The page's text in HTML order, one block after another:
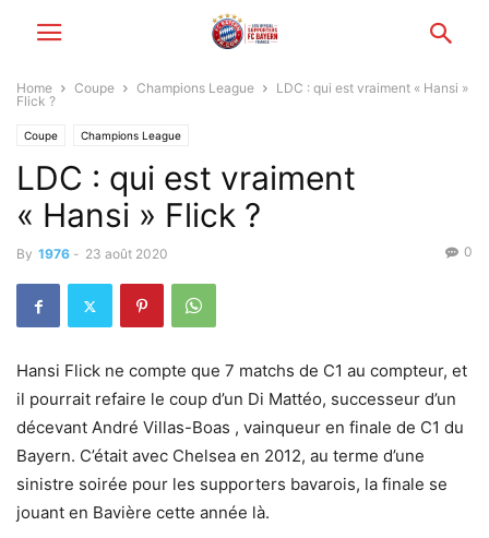
Home Coupe Champions League
LDC : qui est vraiment « Hansi »
Flick ?
Coupe Champions League
LDC : qui est vraiment
« Hansi » Flick ?
By 1976 - 23 août 2020 0
Hansi Flick ne compte que 7 matchs de C1 au compteur, et
il pourrait refaire le coup d’un Di Mattéo, successeur d’un
décevant André Villas-Boas , vainqueur en finale de C1 du
Bayern. C’était avec Chelsea en 2012, au terme d’une
sinistre soirée pour les supporters bavarois, la finale se
jouant en Bavière cette année là.